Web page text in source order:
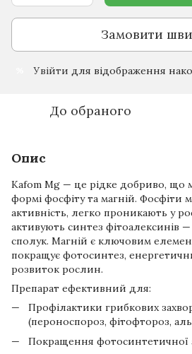
Замовити
Увійти для відображення
До обраного
Опис
Kafom Mg — це рідке добриво, що
формі фосфіту та магній. Фосфіти
активність, легко проникають у
активують синтез фітоалексинів
сполук. Магній є ключовим
покращує фотосинтез,
розвиток рослин.
Препарат ефективний для:
Профілактики грибкових
(пероноспороз, фітофтороз,
Покращення фотосинтетичної